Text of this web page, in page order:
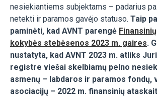
nesiekiantiems subjektams – padarius
netekti ir paramos gavėjo statuso. Taip
paminėti, kad AVNT parengė
kokybės stebėsenos 2023 m. gaires.
nustatyta, kad AVNT 2023 m. atliks
registre viešai skelbiamų pelno
asmenų – labdaros ir paramos fondų,
asociacijų – 2022 m. finansinių